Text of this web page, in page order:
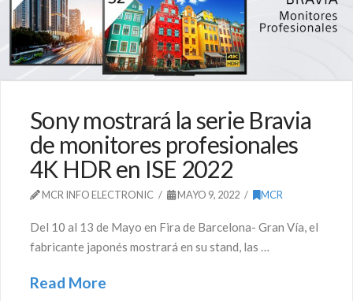
Sony mostrará la serie Bravia
de monitores profesionales
4K HDR en ISE 2022
MCR INFO ELECTRONIC MAYO 9, 2022 MCR
Del 10 al 13 de Mayo en Fira de Barcelona- Gran Vía, el
fabricante japonés mostrará en su stand, las …
Read More